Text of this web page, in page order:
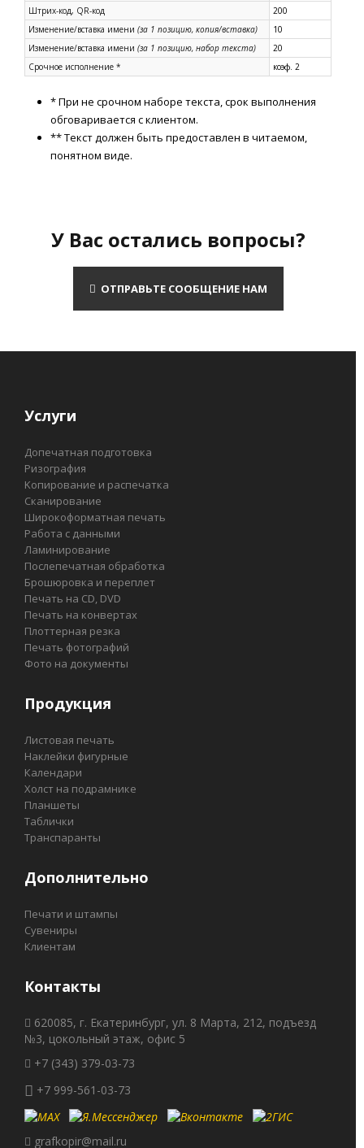
Штрих-код, QR-код
200
Изменение/вставка имени (за 1 позицию, копия/вставка)
10
Изменение/вставка имени (за 1 позицию, набор текста)
20
Срочное исполнение *
коэф. 2
* При не срочном наборе текста, срок выполнения
обговаривается с клиентом.
** Текст должен быть предоставлен в читаемом,
понятном виде.
У Вас остались вопросы?
ОТПРАВЬТЕ СООБЩЕНИЕ НАМ
Услуги
Допечатная подготовка
Ризография
Kопирование и распечатка
Сканирование
Широкоформатная печать
Работа с данными
Ламинирование
Послепечатная обработка
Брошюровка и переплет
Печать на СD, DVD
Печать на конвертах
Плоттерная резка
Печать фотографий
Фото на документы
Продукция
Листовая печать
Наклейки фигурные
Календари
Холст на подрамнике
Планшеты
Таблички
Транспаранты
Дополнительно
Печати и штампы
Сувениры
Клиентам
Контакты
620085, г. Екатеринбург, ул. 8 Марта, 212, подъезд
№3, цокольный этаж, офис 5
+7 (343) 379-03-73
+7 999-561-03-73
grafkopir@mail.ru